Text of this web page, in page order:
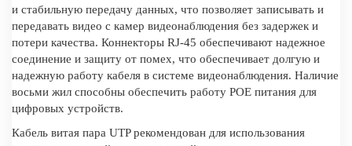
и стабильную передачу данных, что позволяет записывать и
передавать видео с камер видеонаблюдения без задержек и
потери качества. Коннекторы RJ-45 обеспечивают надежное
соединение и защиту от помех, что обеспечивает долгую и
надежную работу кабеля в системе видеонаблюдения. Наличие
восьми жил способны обеспечить работу POE питания для
цифровых устройств.
Кабель витая пара UTP рекомендован для использования